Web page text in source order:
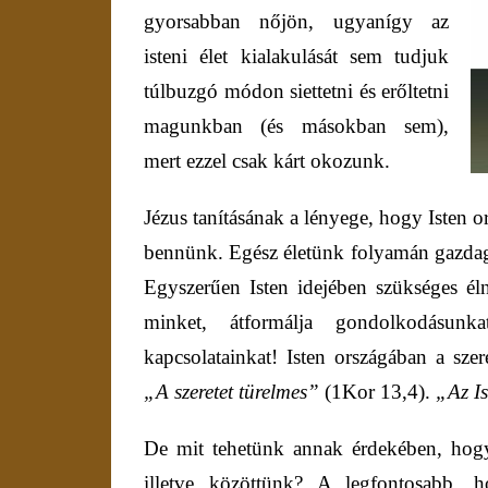
gyorsabban nőjön, ugyanígy az
isteni élet kialakulását sem tudjuk
túlbuzgó módon siettetni és erőltetni
magunkban (és másokban sem),
mert ezzel csak kárt okozunk.
Jézus tanításának a lényege, hogy Isten
bennünk. Egész életünk folyamán
Egyszerűen Isten idejében szükséges
minket, átformálja
kapcsolatainkat! Isten országában a
„A szeretet türelmes” (1Kor 13,4). „Az
De mit tehetünk annak érdekében,